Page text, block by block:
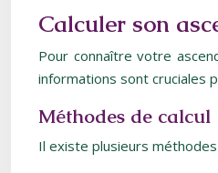
Calculer son
Pour connaître votre
informations sont cruciales
Méthodes de calcul
Il existe plusieurs